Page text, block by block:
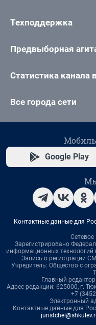
Техподдержка
Предвыборная
Статистика канала
Все города сети
Google Play
Контактные данные для
Сетевое
Зарегистрировано
информационных
Запись о регистрации
Учредитель: Общество с
Главный
Адрес редакции: 625000, г.
+7
Электронный
Контактные данные для